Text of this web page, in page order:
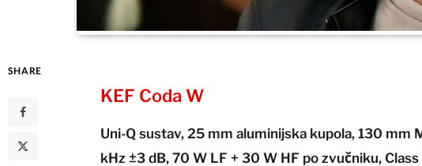
SHARE
KEF Coda W
Uni-Q sustav, 25 mm aluminijska kupola, 130
kHz ±3 dB, 70 W LF + 30 W HF po zvučniku,